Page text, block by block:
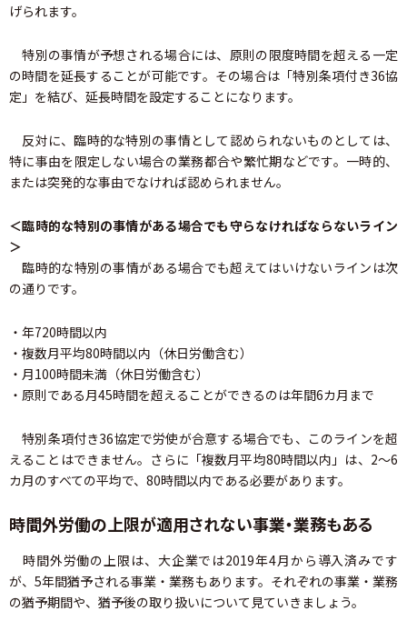
げられます。
特別の事情が予想される場合には、原則の限度時間を超える一定
の時間を延長することが可能です。その場合は「特別条項付き36協
定」を結び、延長時間を設定することになります。
反対に、臨時的な特別の事情として認められないものとしては、
特に事由を限定しない場合の業務都合や繁忙期などです。一時的、
または突発的な事由でなければ認められません。
＜臨時的な特別の事情がある場合でも守らなければならないライン
＞
臨時的な特別の事情がある場合でも超えてはいけないラインは次
の通りです。
・年720時間以内
・複数月平均80時間以内（休日労働含む）
・月100時間未満（休日労働含む）
・原則である月45時間を超えることができるのは年間6カ月まで
特別条項付き36協定で労使が合意する場合でも、このラインを超
えることはできません。さらに「複数月平均80時間以内」は、2～6
カ月のすべての平均で、80時間以内である必要があります。
時間外労働の上限が適用されない事業・業務もある
時間外労働の上限は、大企業では2019年4月から導入済みです
が、5年間猶予される事業・業務もあります。それぞれの事業・業務
の猶予期間や、猶予後の取り扱いについて見ていきましょう。